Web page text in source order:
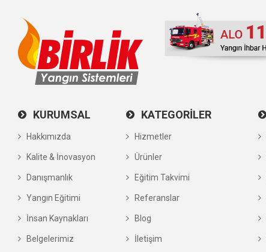
KURUMSAL
Hakkımızda
Kalite & İnovasyon
Danışmanlık
Yangın Eğitimi
İnsan Kaynakları
Belgelerimiz
KATEGORİLER
Hizmetler
Ürünler
Eğitim Takvimi
Referanslar
Blog
İletişim